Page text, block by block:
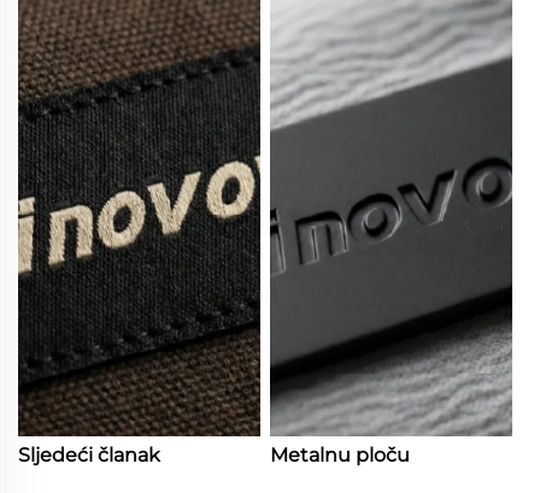
Sljedeći članak Metalnu ploču